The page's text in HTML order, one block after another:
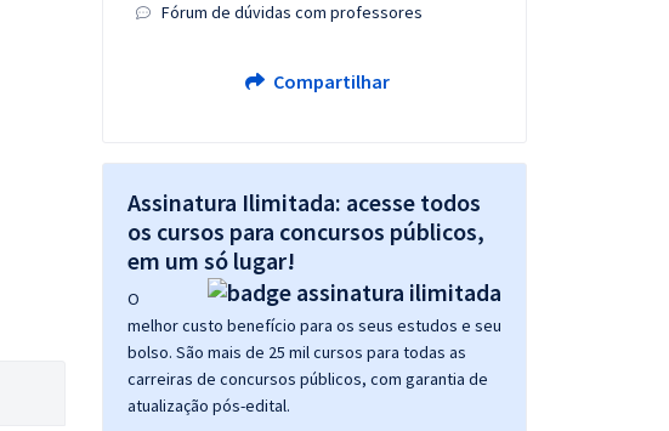
Fórum de dúvidas com professores
Compartilhar
Assinatura Ilimitada: acesse todos
os cursos para concursos públicos,
em um só lugar!
O
melhor custo benefício para os seus estudos e seu
bolso. São mais de 25 mil cursos para todas as
carreiras de concursos públicos, com garantia de
atualização pós-edital.